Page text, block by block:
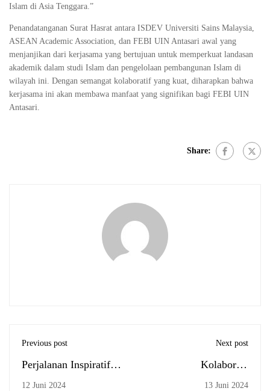
Islam di Asia Tenggara.”
Penandatanganan Surat Hasrat antara ISDEV Universiti Sains Malaysia,
ASEAN Academic Association, dan FEBI UIN Antasari awal yang
menjanjikan dari kerjasama yang bertujuan untuk memperkuat landasan
akademik dalam studi Islam dan pengelolaan pembangunan Islam di
wilayah ini. Dengan semangat kolaboratif yang kuat, diharapkan bahwa
kerjasama ini akan membawa manfaat yang signifikan bagi FEBI UIN
Antasari.
Share:
Previous post
Perjalanan Inspiratif
Rimayanti: Dosen
12 Juni 2024
Next post
Kolaborasi
Internasional: Dosen
13 Juni 2024